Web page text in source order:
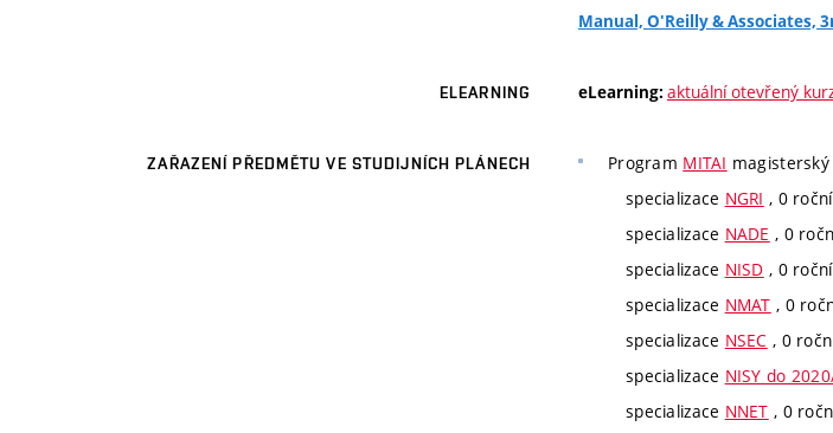
Manual, O'Reilly & Associates,
ELEARNING eLearning: aktuální otevřený
ZAŘAZENÍ PŘEDMĚTU VE STUDIJNÍCH PLÁNECH Program MITAI
specializace NGRI , 0
specializace NADE , 0
specializace NISD , 0
specializace NMAT , 0
specializace NSEC , 0
specializace NISY do
specializace NNET , 0